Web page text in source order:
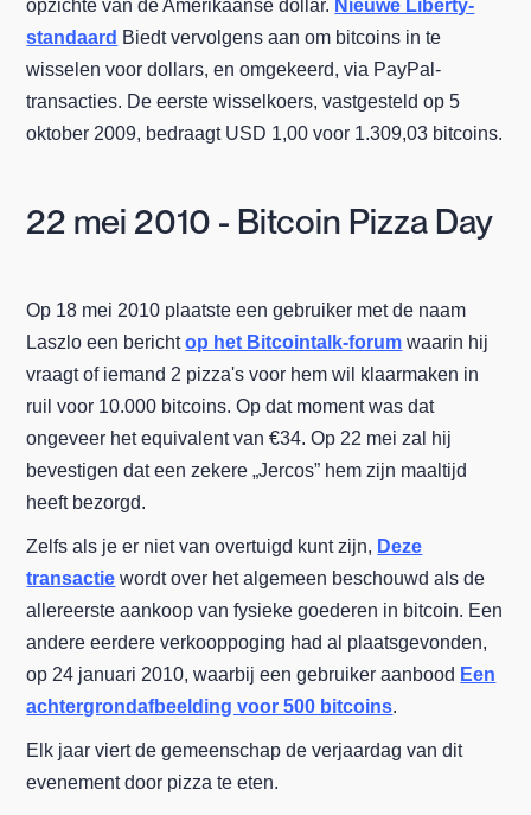
opzichte van de Amerikaanse dollar. Nieuwe Liberty-
standaard Biedt vervolgens aan om bitcoins in te
wisselen voor dollars, en omgekeerd, via PayPal-
transacties. De eerste wisselkoers, vastgesteld op 5
oktober 2009, bedraagt USD 1,00 voor 1.309,03 bitcoins.
22 mei 2010 - Bitcoin Pizza Day
Op 18 mei 2010 plaatste een gebruiker met de naam
Laszlo een berichtop het Bitcointalk-forum waarin hij
vraagt of iemand 2 pizza's voor hem wil klaarmaken in
ruil voor 10.000 bitcoins. Op dat moment was dat
ongeveer het equivalent van €34. Op 22 mei zal hij
bevestigen dat een zekere „Jercos” hem zijn maaltijd
heeft bezorgd.
Zelfs als je er niet van overtuigd kunt zijn, Deze
transactie wordt over het algemeen beschouwd als de
allereerste aankoop van fysieke goederen in bitcoin. Een
andere eerdere verkooppoging had al plaatsgevonden,
op 24 januari 2010, waarbij een gebruiker aanbood Een
achtergrondafbeelding voor 500 bitcoins.
Elk jaar viert de gemeenschap de verjaardag van dit
evenement door pizza te eten.